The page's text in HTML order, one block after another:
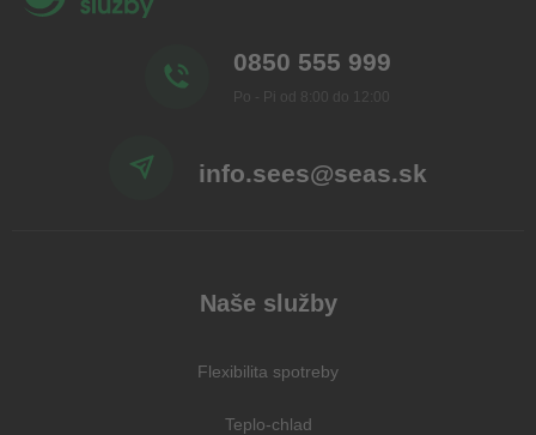
0850 555 999
Po - Pi od 8:00 do 12:00
info.sees@seas.sk
Naše služby
Flexibilita spotreby
Teplo-chlad